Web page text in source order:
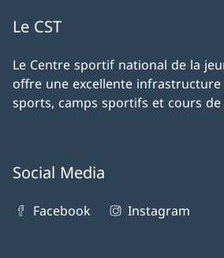
Le CST
Le Centre sportif national de la
offre une excellente
sports, camps sportifs et cours
Social Media
Facebook Instagram